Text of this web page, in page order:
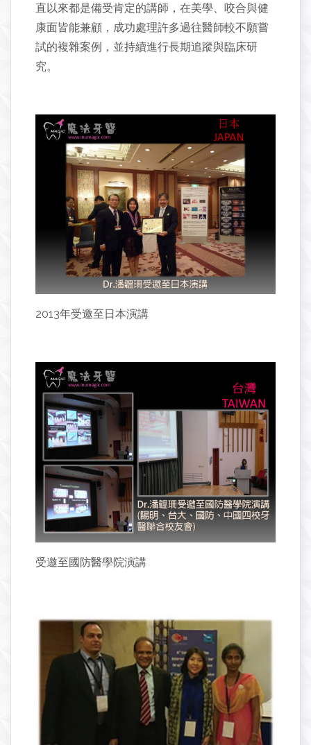
直以來都是備受肯定的講師，在美學、咬合與健
康面皆能兼顧，成功處理許多過往醫師較不願嘗
試的複雜案例，並持續進行長期追蹤與臨床研
究。
2013年受邀至日本演講
受邀至國防醫學院演講